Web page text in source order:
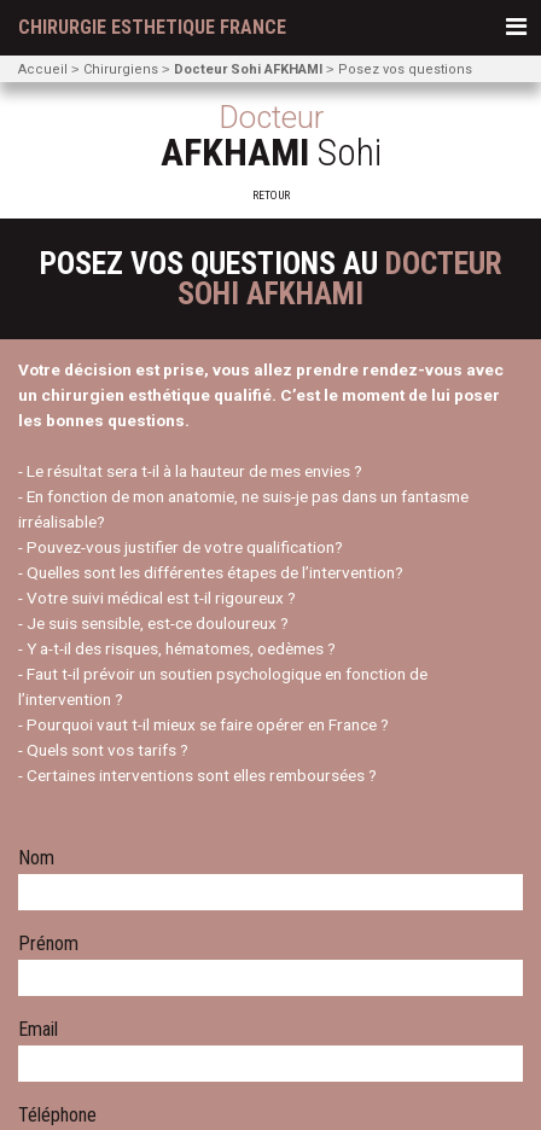
CHIRURGIE ESTHETIQUE FRANCE
Accueil Chirurgiens Docteur Sohi AFKHAMI Posez vos questions
Docteur
AFKHAMI Sohi
RETOUR
POSEZ VOS QUESTIONS AU DOCTEUR
SOHI AFKHAMI
Votre décision est prise, vous allez prendre rendez-vous avec
un chirurgien esthétique qualifié. C’est le moment de lui poser
les bonnes questions.
- Le résultat sera t-il à la hauteur de mes envies ?
- En fonction de mon anatomie, ne suis-je pas dans un fantasme
irréalisable?
- Pouvez-vous justifier de votre qualification?
- Quelles sont les différentes étapes de l’intervention?
- Votre suivi médical est t-il rigoureux ?
- Je suis sensible, est-ce douloureux ?
- Y a-t-il des risques, hématomes, oedèmes ?
- Faut t-il prévoir un soutien psychologique en fonction de
l’intervention ?
- Pourquoi vaut t-il mieux se faire opérer en France ?
- Quels sont vos tarifs ?
- Certaines interventions sont elles remboursées ?
Nom
Prénom
Email
Téléphone